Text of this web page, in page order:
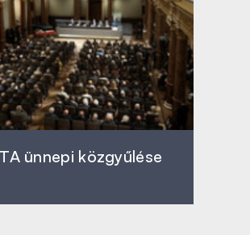
ünnepi közgyűlése